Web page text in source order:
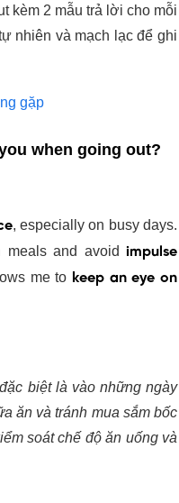
kèm 2 mẫu trả lời cho
ý tự nhiên và mạch lạc
gặp
when going out?
, especially on busy
meals and avoid
food allows me tokeep
đặc biệt là vào những
các bữa ăn và tránh mua
giúp tôi kiểm soát chế